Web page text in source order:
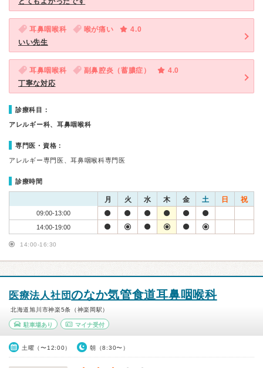
耳鼻咽喉科 喉が痛い
4.0
いい先生
耳鼻咽喉科 副鼻腔炎（蓄膿症）
4.0
丁寧な対応
診療科目：
アレルギー科、耳鼻咽喉科
専門医・資格：
アレルギー専門医、耳鼻咽喉科専門医
診療時間
月 火 水 木 金 土 日 祝
09:00-13:00
14:00-19:00
14:00-16:30
医療法人社団のなか気管食道耳鼻咽喉科
北海道旭川市神楽5条（神楽岡駅）
駐車場あり マイナ受付
土曜（〜12:00） 朝（8:30〜）